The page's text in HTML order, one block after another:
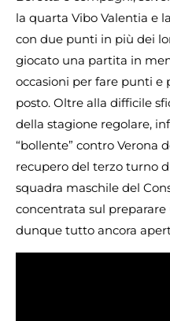
la quarta Vibo Valentia e
con due punti in più dei
giocato una partita in
occasioni per fare punti e
posto. Oltre alla difficile
della stagione regolare,
“bollente” contro Verona
recupero del terzo turno
squadra maschile del
concentrata sul preparare
dunque tutto ancora